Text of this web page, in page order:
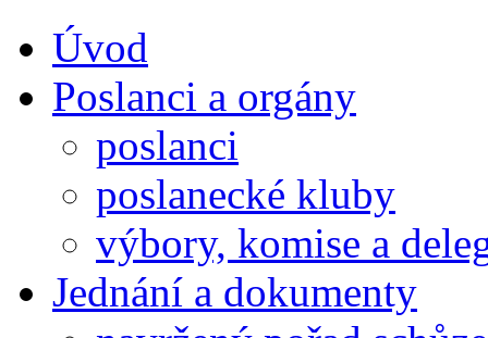
Úvod
Poslanci a orgány
poslanci
poslanecké kluby
výbory, komise a
Jednání a dokumenty